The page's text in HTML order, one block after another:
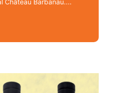
Château Barbanau....